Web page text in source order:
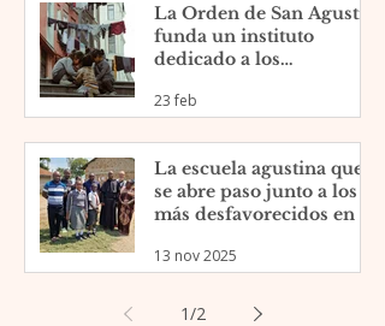
La Orden de San Agustín
funda un instituto
dedicado a los
en Estados Unidos
23 feb
La escuela agustina que
se abre paso junto a los
más desfavorecidos en el
Kenia
13 nov 2025
1/2